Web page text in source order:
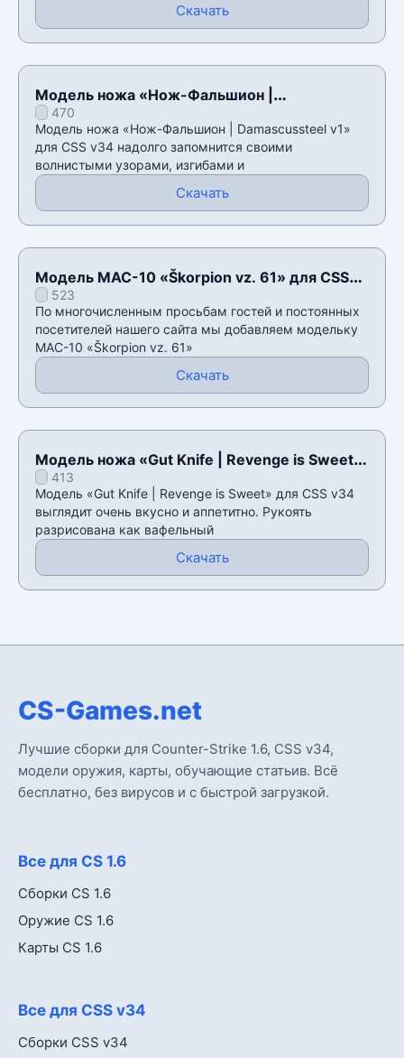
Скачать
Модель ножа «Нож-Фальшион |
Damascussteel v1» для CSS v34
470
Модель ножа «Нож-Фальшион | Damascussteel v1»
для CSS v34 надолго запомнится своими
волнистыми узорами, изгибами и
Скачать
Модель MAC-10 «Škorpion vz. 61» для CSS
v34523
По многочисленным просьбам гостей и постоянных
посетителей нашего сайта мы добавляем модельку
MAC-10 «Škorpion vz. 61»
Скачать
Модель ножа «Gut Knife | Revenge is Sweet»
для CSS v34
413
Модель «Gut Knife | Revenge is Sweet» для CSS v34
выглядит очень вкусно и аппетитно. Рукоять
разрисована как вафельный
Скачать
CS-Games.net
Лучшие сборки для Counter-Strike 1.6, CSS v34,
модели оружия, карты, обучающие статьив. Всё
бесплатно, без вирусов и с быстрой загрузкой.
Все для CS 1.6
Сборки CS 1.6
Оружие CS 1.6
Карты CS 1.6
Все для CSS v34
Сборки CSS v34